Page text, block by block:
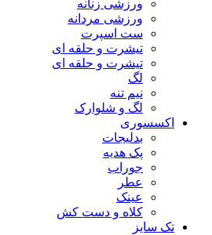
ورزشی زنانه
ورزشی مردانه
ست اسپرت
تیشرت و حلقه ای
تیشرت و حلقه ای
لگ
نیم تنه
لگ و شلوارک
اکسسوری
بدلیجات
پک هدیه
جوراب
عطر
عینک
کلاه و دست کش
تک سایز